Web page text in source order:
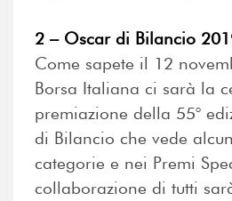
2 – Oscar di Bilancio
Come sapete il 12
Borsa Italiana ci sarà la
premiazione della 55°
di Bilancio che vede
categorie e nei Premi
collaborazione di tutti